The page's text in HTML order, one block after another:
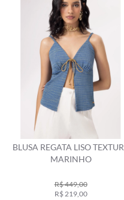
REGATA LISO TEXTURE
MARINHO
R$ 449,00
R$ 219,00